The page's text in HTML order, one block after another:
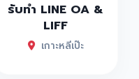
รับทำ LINE OA &
LIFF
เกาะหลีเป๊ะ